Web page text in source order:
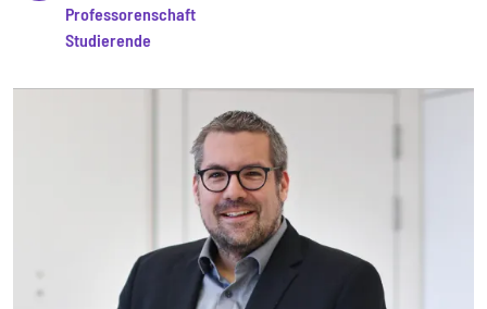
Professorenschaft
Studierende